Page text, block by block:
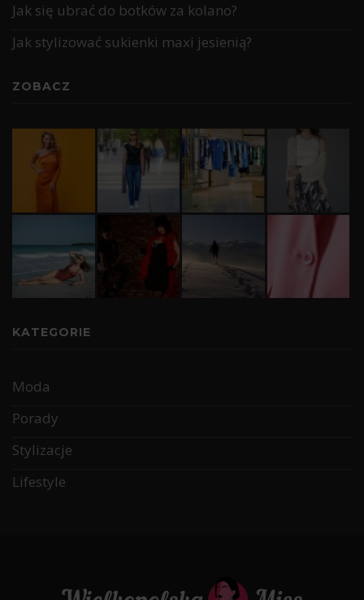
Jak się ubrać do botków za kolano?
Jak stylizować sukienki maxi jesienią?
ZOBACZ
KATEGORIE
Moda
Porady
Stylizacje
Lifestyle